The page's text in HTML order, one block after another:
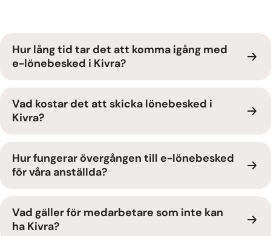
Hur lång tid tar det att komma igång med
e-lönebesked i Kivra?
Vad kostar det att skicka lönebesked i
Kivra?
Hur fungerar övergången till e-lönebesked
för våra anställda?
Vad gäller för medarbetare som inte kan
ha Kivra?